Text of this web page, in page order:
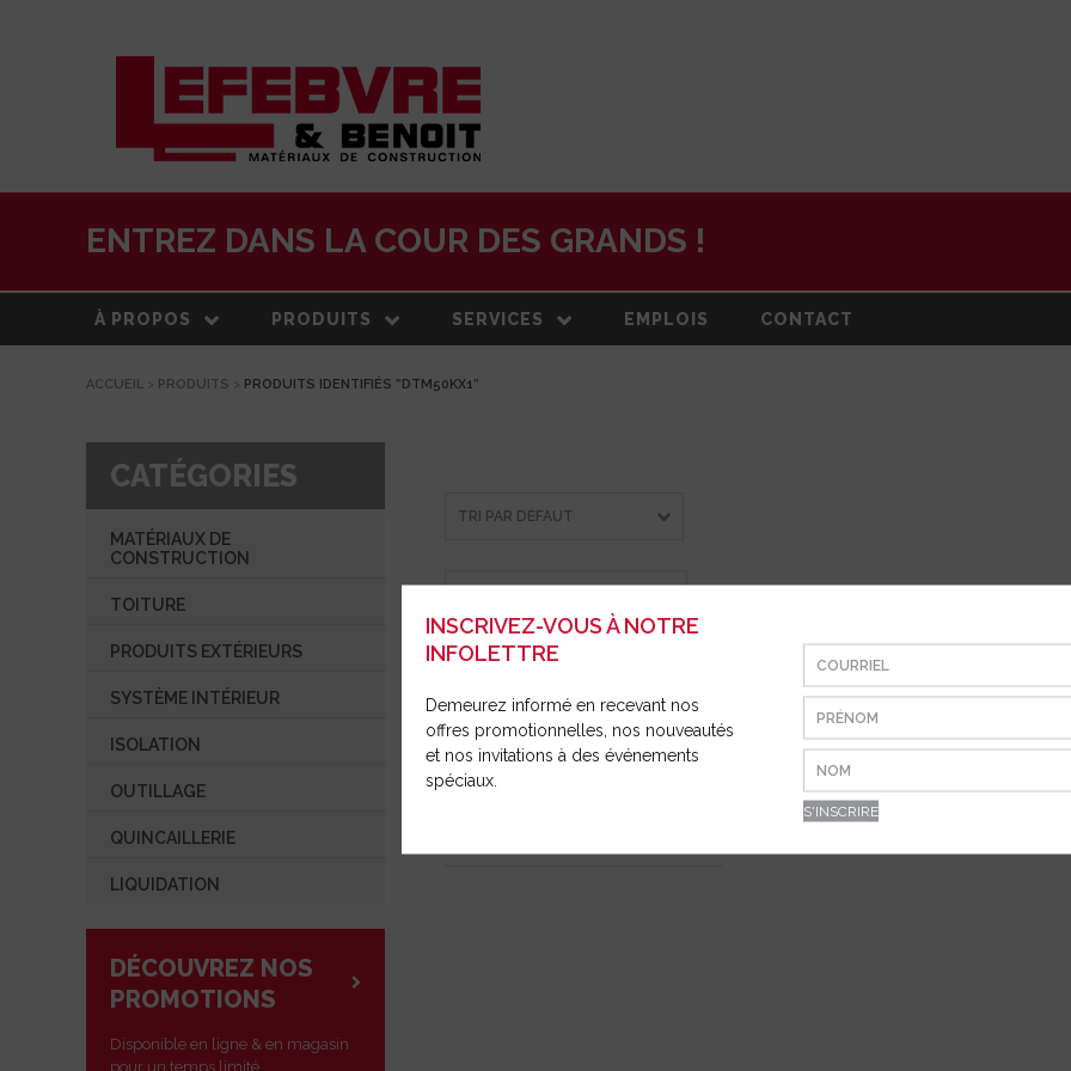
ENTREZ DANS LA COUR DES GRANDS !
À PROPOS
À PROPOS
ÉQUIPE
COMMUNIQUÉ DE PRESSE
OUVRIR UN COMPTE
PRODUITS
MATÉRIAUX DE
SERVICES
LIVRAISON
EMPLOIS CONTACT
ACCUEIL > PRODUITS > PRODUITS IDENTIFIÉS “DTM50KX1”
CATÉGORIES
MATÉRIAUX DE
CONSTRUCTION
TOITURE
PRODUITS EXTÉRIEURS
SYSTÈME INTÉRIEUR
ISOLATION
OUTILLAGE
QUINCAILLERIE
LIQUIDATION
DÉCOUVREZ NOS
PROMOTIONS
Disponible en ligne & en magasin
pour un temps limité.
DTM51Z MULTI FONCTION
INSCRIVEZ-VOUS À NOTRE
INFOLETTRE
Demeurez informé en recevant nos
offres promotionnelles, nos nouveautés
et nos invitations à des événements
spéciaux.